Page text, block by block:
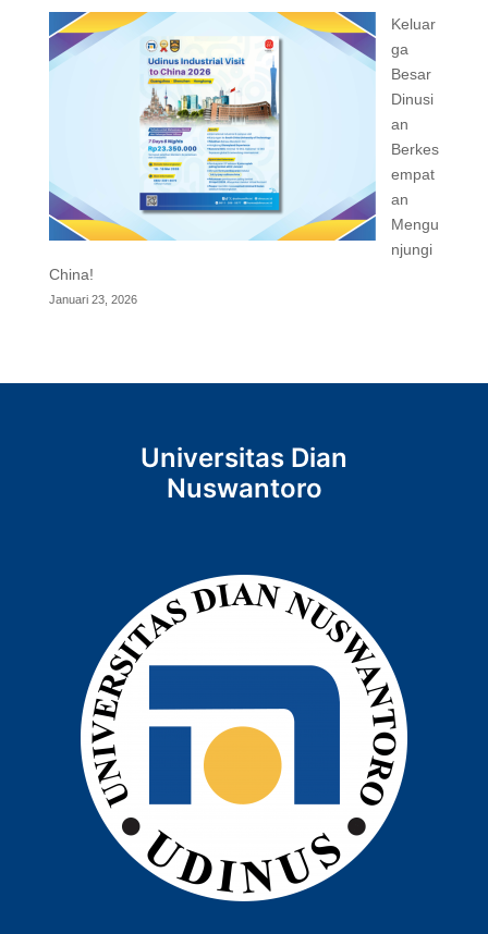
Keluar
ga
Besar
Dinusi
an
Berkes
empat
an
Mengu
njungi
China!
Januari 23, 2026
Universitas Dian
Nuswantoro